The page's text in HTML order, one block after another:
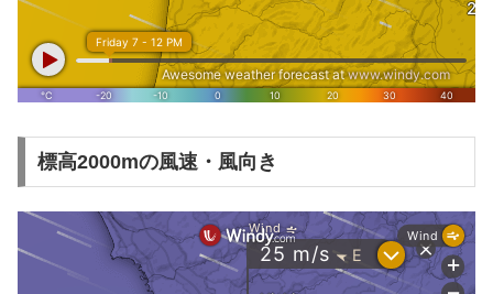
標高2000mの風速・風向き